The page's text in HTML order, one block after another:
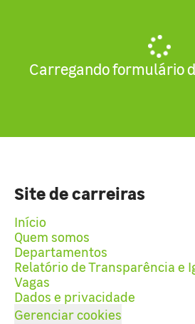
Carregando formulário
Site de carreiras
Início
Quem somos
Departamentos
Relatório de Transparência e
Vagas
Dados e privacidade
Gerenciar cookies